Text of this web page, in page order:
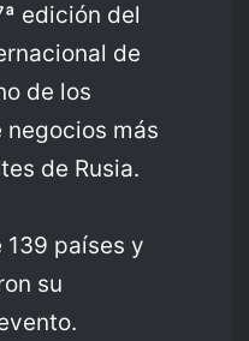
edición del
de
de los
más
de Rusia.
139 países y
su